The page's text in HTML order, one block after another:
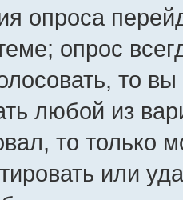
опроса
опрос
то
любой из
то только
или